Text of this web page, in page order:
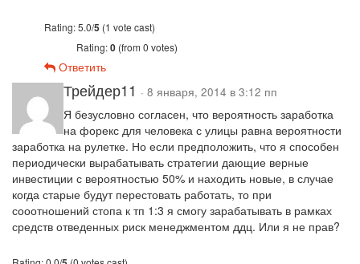
Rating: 5.0/5 (1 vote cast)
Rating:0 (from 0 votes)
Ответить
Трейдер11 · 8 января, 2014 в 3:12 пп
Я безусловно согласен, что вероятность заработка
на форекс для человека с улицы равна вероятности
заработка на рулетке. Но если предположить, что я способен
периодически вырабатывать стратегии дающие верные
инвестиции с вероятностью 50% и находить новые, в случае
когда старые будут перестовать работать, то при
сооотношений стопа к тп 1:3 я смогу зарабатывать в рамках
средств отведенных риск менеджментом ддц. Или я не прав?